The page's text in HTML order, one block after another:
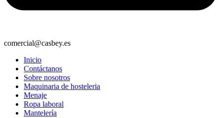
comercial@casbey.es
Inicio
Contáctanos
Sobre nosotros
Maquinaria de hosteleria
Menaje
Ropa laboral
Mantelería